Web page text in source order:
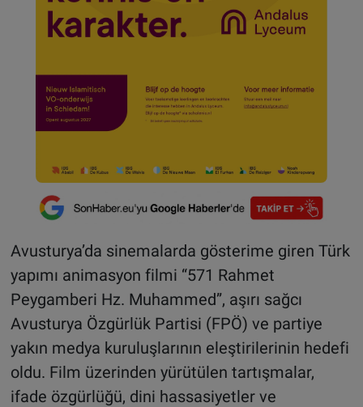
Avusturya’da sinemalarda gösterime giren Türk
yapımı animasyon filmi “571 Rahmet
Peygamberi Hz. Muhammed”, aşırı sağcı
Avusturya Özgürlük Partisi (FPÖ) ve partiye
yakın medya kuruluşlarının eleştirilerinin hedefi
oldu. Film üzerinden yürütülen tartışmalar,
ifade özgürlüğü, dini hassasiyetler ve